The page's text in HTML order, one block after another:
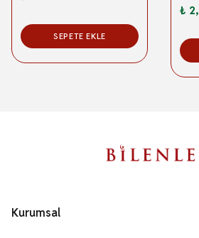
SEPETE EKLE
₺
Kurumsal